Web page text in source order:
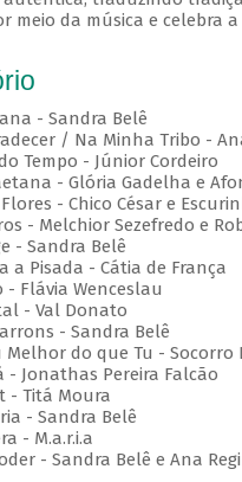
meio da música e celebra
- Sandra Belê
/ Na Minha Tribo -
Tempo - Júnior Cordeiro
- Glória Gadelha e
- Chico César e
- Melchior Sezefredo e
- Sandra Belê
a Pisada - Cátia de França
- Flávia Wenceslau
- Val Donato
- Sandra Belê
Melhor do que Tu - Socorro
- Jonathas Pereira Falcão
- Titá Moura
- Sandra Belê
- M.a.r.i.a
- Sandra Belê e Ana